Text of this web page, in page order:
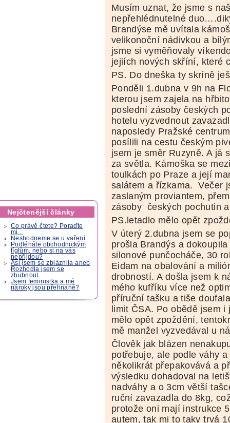
Nejčtenější články
Co právě čtete? Poraďte
mi...
Neshodneme se u vaření
Podléháte obchodnickým
fíglům, nebo si na vás
nepřijdou?
Asi jsem se zbláznila aneb
Rozhodla jsem se
zhubnout.
Jsem feministka a mé
nároky jsou přehnané?
Musím uznat, že jsme s
nepřehlédnutelné
Brandýse mě uvítala
velikonoční nádivkou a
jsme si vyměňovaly
jejiích nových skříní, které
PS. Do dneška ty skríně
Ponděli 1.dubna v 9h na
kterou jsem zajela na
poslední zásoby českých
hotelu vyzvednout
naposledy Pražské
posílili na cestu českým
jsem je směr Ruzyně. A já
za světla. Kámoška se
toulkách po Praze a její
salátem a řízkama. Večer
zaslaným proviantem,
zásoby českých pochutin
PS.letadlo mělo opět
V úterý 2.dubna jsem se
prošla Brandýs a
silonové punčocháče, 30
Eidam na obalování a
drobností. A došla jsem k
mého kufříku více než
příruční tašku a tiše
limit ČSA. Po obědě jsem
mělo opět zpoždění,
mě manžel vyzvedával u
Člověk jak blázen
potřebuje, ale podle váhy
několikrát přepakovává a
výsledku dohadoval na
nadváhy a o 3cm větší
ruční zavazadla do 8kg,
protože oni mají instrukce
autem, tak mi to taky trvá